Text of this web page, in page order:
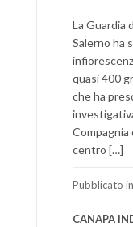
La Guardia
Salerno ha
quasi 400
che ha
Compagnia
centro […]
Pubblicato
CANAPA